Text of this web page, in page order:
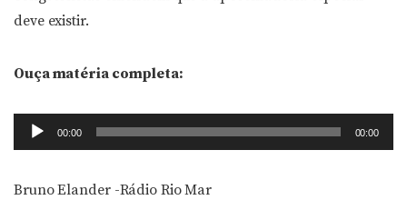
deve existir.
Ouça matéria completa:
Tocador
de
00:00 00:00
Bruno Elander -Rádio Rio Mar